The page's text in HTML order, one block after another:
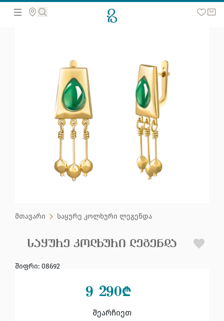
მთავარი საყურე კოლხური ლეგენდა
ᲡᲐᲧᲣᲠᲔ ᲙᲝᲚᲮᲣᲠᲘ ᲚᲔᲒᲔᲜᲓᲐ
შიფრი: 08692
9 290₾
შეარჩიეთ